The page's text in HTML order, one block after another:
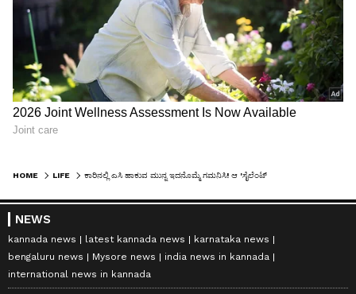
HOME LIFE
NEWS
kannada news latest kannada news
karnataka news
bengaluru news
Mysore news
india news in kannada
international news in kannada